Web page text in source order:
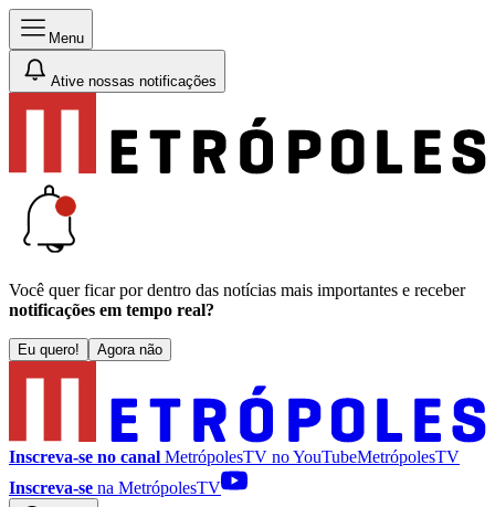
Menu
Ative nossas notificações
Você quer ficar por dentro das notícias mais importantes e receber
notificações em tempo real?
Eu quero! Agora não
Inscreva-se no canal MetrópolesTV noYouTubeMetrópolesTV
Inscreva-se na MetrópolesTV